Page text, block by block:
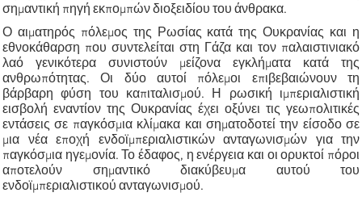
σημαντική πηγή εκπομπών διοξειδίου του άνθρακα.
Ο αιματηρός πόλεμος της Ρωσίας κατά της Ουκρανίας και η
εθνοκάθαρση που συντελείται στη Γάζα και τον παλαιστινιακό
λαό γενικότερα συνιστούν μείζονα εγκλήματα κατά της
ανθρωπότητας. Οι δύο αυτοί πόλεμοι επιβεβαιώνουν τη
βάρβαρη φύση του καπιταλισμού. Η ρωσική ιμπεριαλιστική
εισβολή εναντίον της Ουκρανίας έχει οξύνει τις γεωπολιτικές
εντάσεις σε παγκόσμια κλίμακα και σηματοδοτεί την είσοδο σε
μια νέα εποχή ενδοϊμπεριαλιστικών ανταγωνισμών για την
παγκόσμια ηγεμονία. Το έδαφος, η ενέργεια και οι ορυκτοί πόροι
αποτελούν σημαντικό διακύβευμα αυτού του
ενδοϊμπεριαλιστικού ανταγωνισμού.